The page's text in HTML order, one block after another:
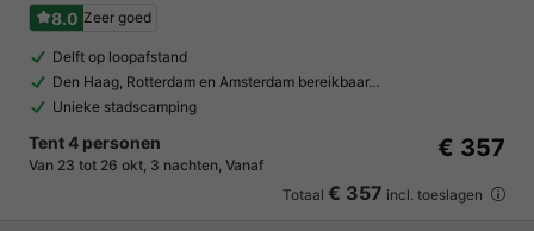
8.0 Zeer goed
Delft op loopafstand
Den Haag, Rotterdam en Amsterdam bereikbaar…
Unieke stadscamping
Tent 4 personen
Van 23 tot 26 okt, 3 nachten, Vanaf
€ 357
Totaal € 357 incl. toeslagen